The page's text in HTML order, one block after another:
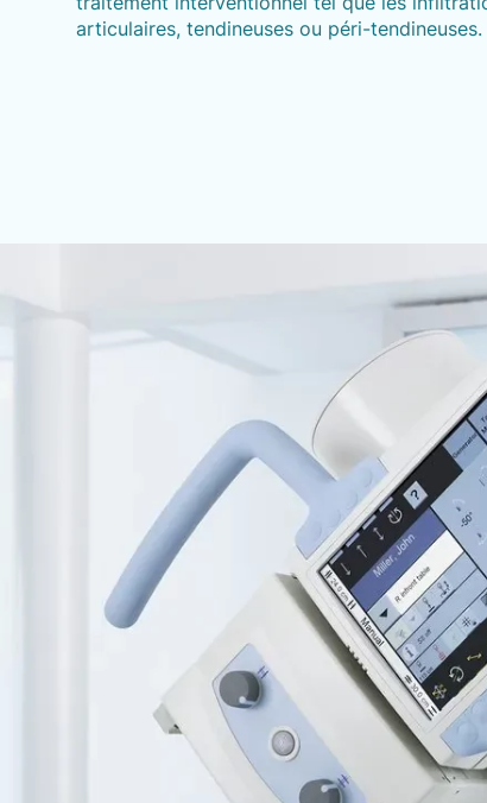
articulaires, tendineuses ou péri-tendineuses.